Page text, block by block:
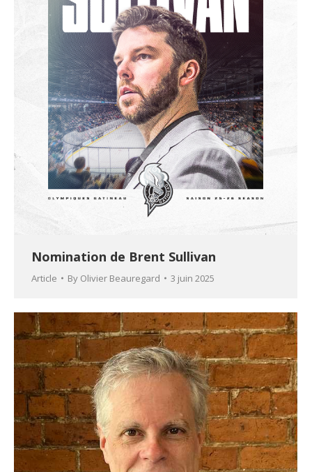
Nomination de Brent Sullivan
Article By Olivier Beauregard 3 juin 2025